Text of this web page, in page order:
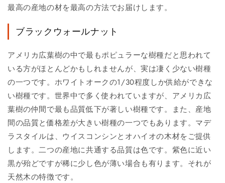
最高の産地の材を最高の方法でお届けします。
ブラックウォールナット
アメリカ広葉樹の中で最もポピュラーな樹種だと思われて
いる方がほとんどかもしれませんが、実は凄く少ない樹種
の一つです。ホワイトオークの1/30程度しか供給ができな
い樹種です。世界中で多く使われていますが、アメリカ広
葉樹の仲間で最も品質低下が著しい樹種です。また、産地
間の品質と価格差が大きい樹種の一つでもあります。マデ
ラスタイルは、ウイスコンシンとオハイオの木材をご提供
します。二つの産地に共通する品質は色です。紫色に近い
黒が殆どですが稀に少し色が薄い場合も有ります。それが
天然木の特徴です。